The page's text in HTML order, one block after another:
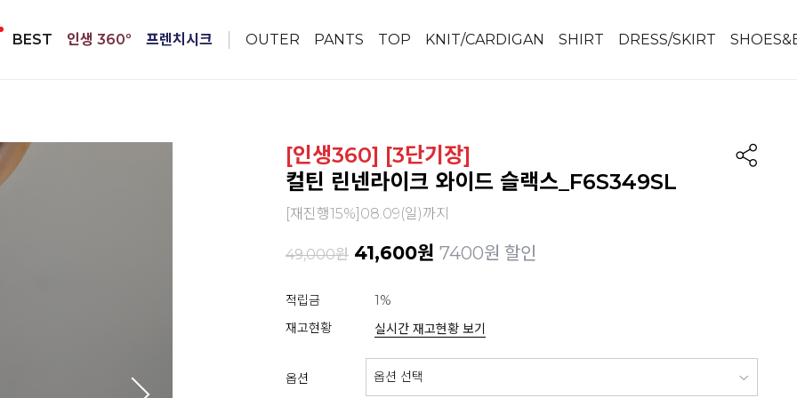
BEST 인생 360º 프렌치시크 OUTER PANTS TOP KNIT/CARDIGAN SHIRT DRESS/SKIRT
[인생360] [3단기장]
컬틴 린넨라이크 와이드 슬랙스_F6S349SL
[재진행15%]08.09(일)까지
49,000원 41,600원 7400원 할인
적립금
1%
재고현황
실시간 재고현황 보기
옵션